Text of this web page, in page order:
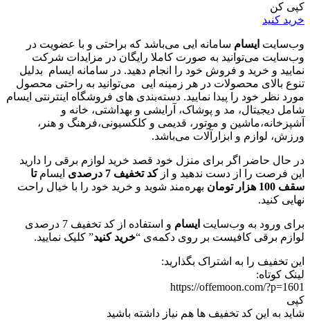
کپی کن
خرید کنید
وب‌سایت ایسام سامانه ایی می‌باشد که براحتی و با عضویت در
وب‌سایت می‌توانید به صورت کاملا رایگان در مزایدات شرکت
نمایید و خرید و فروش خود را انجام دهید. در سامانه ایسام بدلیل
تنوع بالای محصولات در هر زمینه ایی می‌توانید به راحتی محصول
مورد نظر خود را پیدا نمایید. دسته‌بندی های فروشگاه اینترنتی ایسام
شامل دیجیتال، مد و پوشاک، آرایشی و بهداشتی، خانه و
آشپزخانه،ماشین و موتور، قدیمی و کلکسیونی،فرهنگ و هنر،
ورزش، لوازم و ابزارآلات می‌باشد.
در حال حاضر اگر برای منزل خود قصد خرید لوازم برقی را دارید
این فرصت را از دست ندهید و ازکد تخفیف 7 درصدی ایسام تا
سقف 100 هزار تومان
بهره‌مند شوید و خرید خود را با خیال راحت
نهایی کنید.
برای ورود به وب‌سایت ایسام
و استفاده از کد تخفیف 7 درصدی
لوازم برقی کافیست بر روی دکمه‌ی “خرید کنید” کلیک نمایید.
این تخفیف را به اشتراک بگذارید:
لینک کوتاه:
https://offemoon.com/?p=1601
کپی
شاید به این کد تخفیف ها هم نیاز داشته باشید